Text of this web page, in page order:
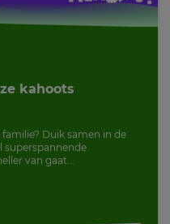
kahoots
Duik samen in de
superspannende
van gaat...